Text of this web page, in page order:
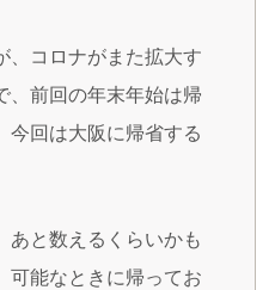
、コロナがまた拡大す
、前回の年末年始は帰
今回は大阪に帰省する
あと数えるくらいかも
可能なときに帰ってお